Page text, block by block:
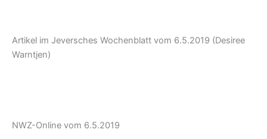
Artikel im Jeversches Wochenblatt vom 6.5.2019 (Desiree
Warntjen)
NWZ-Online vom 6.5.2019